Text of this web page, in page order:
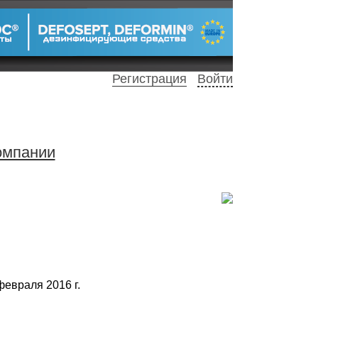
Войти
Регистрация
2016 г.